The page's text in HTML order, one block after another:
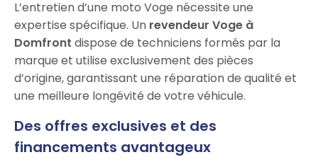
L’entretien d’une moto Voge nécessite une
expertise spécifique. Un revendeur Voge à
Domfront dispose de techniciens formés par la
marque et utilise exclusivement des pièces
d’origine, garantissant une réparation de qualité et
une meilleure longévité de votre véhicule.
Des offres exclusives et des
financements avantageux